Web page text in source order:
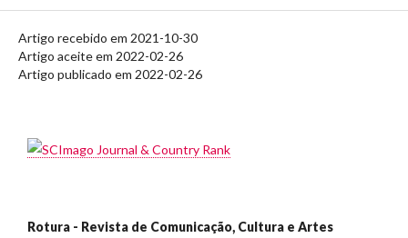
Artigo recebido em 2021-10-30
Artigo aceite em 2022-02-26
Artigo publicado em 2022-02-26
Rotura - Revista de Comunicação, Cultura e Artes